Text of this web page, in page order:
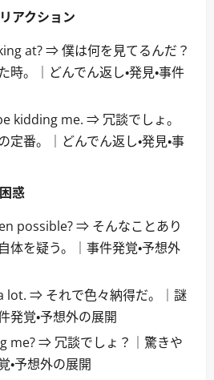
リアクション
at? ⇒ 僕は何を見てるんだ？
時。｜どんでん返し・発見・事件
kidding me. ⇒ 冗談でしょ。
定番。｜どんでん返し・発見・事
惑
possible? ⇒ そんなことあり
体を疑う。｜事件発覚・予想外
lot. ⇒ それで色々納得だ。｜謎
発覚・予想外の展開
me? ⇒ 冗談でしょ？｜驚きや
・予想外の展開